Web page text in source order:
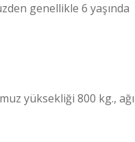
genellikle 6 yaşında
yüksekliği 800 kg.,